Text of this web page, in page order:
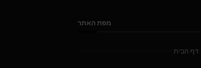
מפת האתר
דף הבית